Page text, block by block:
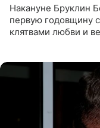
Накануне Бруклин
первую годовщину
клятвами любви и